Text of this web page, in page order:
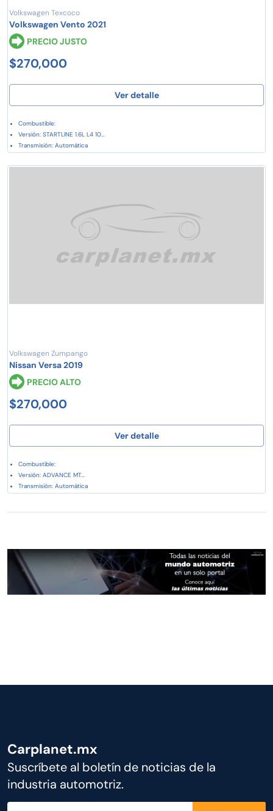
Volkswagen Texcoco
Volkswagen Vento 2021
PRECIO JUSTO
$270,000
Ver detalle
Combustible:
Versión: STARTLINE 1.6L L4 10...
Transmisión: Automática
Volkswagen Zumpango
Nissan Versa 2019
PRECIO ALTO
$270,000
Ver detalle
Combustible:
Versión: ADVANCE MT...
Transmisión: Automática
Carplanet.mx
Suscríbete al boletín de noticias de la
industria automotriz.